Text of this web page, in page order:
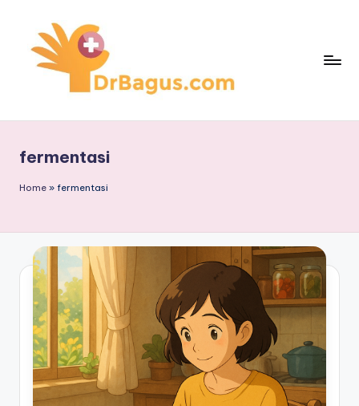
content
fermentasi
Home » fermentasi